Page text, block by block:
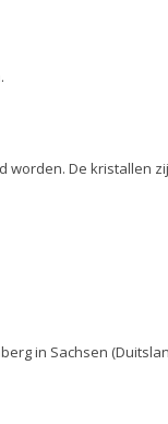
worden. De kristallen
in Sachsen